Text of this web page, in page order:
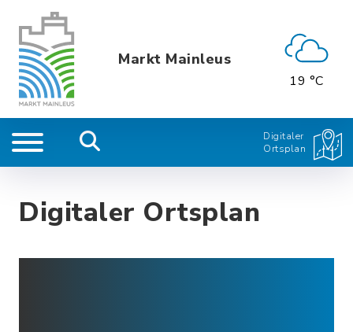
Markt Mainleus
19 °C
Digitaler
Ortsplan
Digitaler Ortsplan